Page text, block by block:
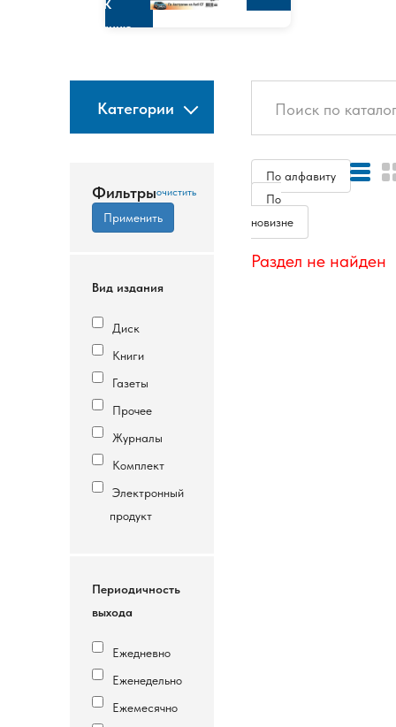
К
изданию
Категории
Фильтры
Вид издания
Диск
Книги
Газеты
Прочее
Журналы
Комплект
Электронный
продукт
Периодичность
выхода
Ежедневно
Еженедельно
Ежемесячно
По алфавиту
По
новизне
Раздел не найден